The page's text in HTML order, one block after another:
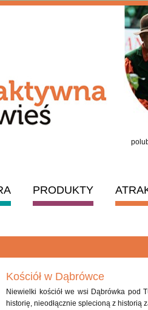
PRODUKTY
Kościół w Dąbrówce
Niewielki kościół we wsi Dąbrówka pod
historię, nieodłącznie splecioną z historią